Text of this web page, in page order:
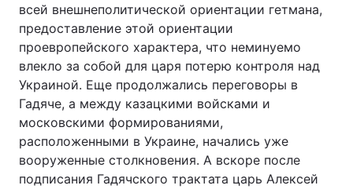
Контакти
Послуги
всей внешнеполитической ориентации гетмана,
предоставление этой ориентации
проевропейского характера, что неминуемо
влекло за собой для царя потерю контроля над
Украиной. Еще продолжались переговоры в
Гадяче, а между казацкими войсками и
московскими формированиями,
расположенными в Украине, начались уже
вооруженные столкновения. А вскоре после
подписания Гадячского трактата царь Алексей